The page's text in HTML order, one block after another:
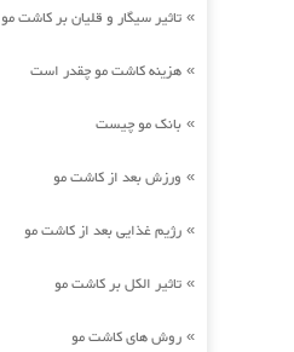
» تاثیر سیگار و قلیان بر کاشت مو
» هزینه کاشت مو چقدر است
» بانک مو چیست
» ورزش بعد از کاشت مو
» رژیم غذایی بعد از کاشت مو
» تاثیر الکل بر کاشت مو
» روش های کاشت مو